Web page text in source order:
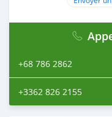
+68 786 2862
+3362 826 2155